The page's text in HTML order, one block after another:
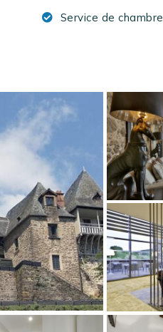
Service de chambre